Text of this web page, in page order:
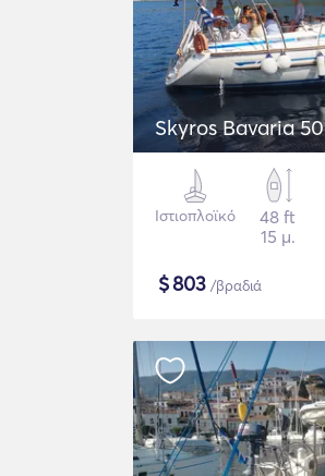
Skyros Bavaria 50
Ιστιοπλοϊκό
48 ft
15 μ.
$803 /βραδιά